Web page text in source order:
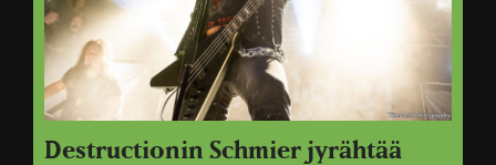
Destructionin Schmier jyrähtää